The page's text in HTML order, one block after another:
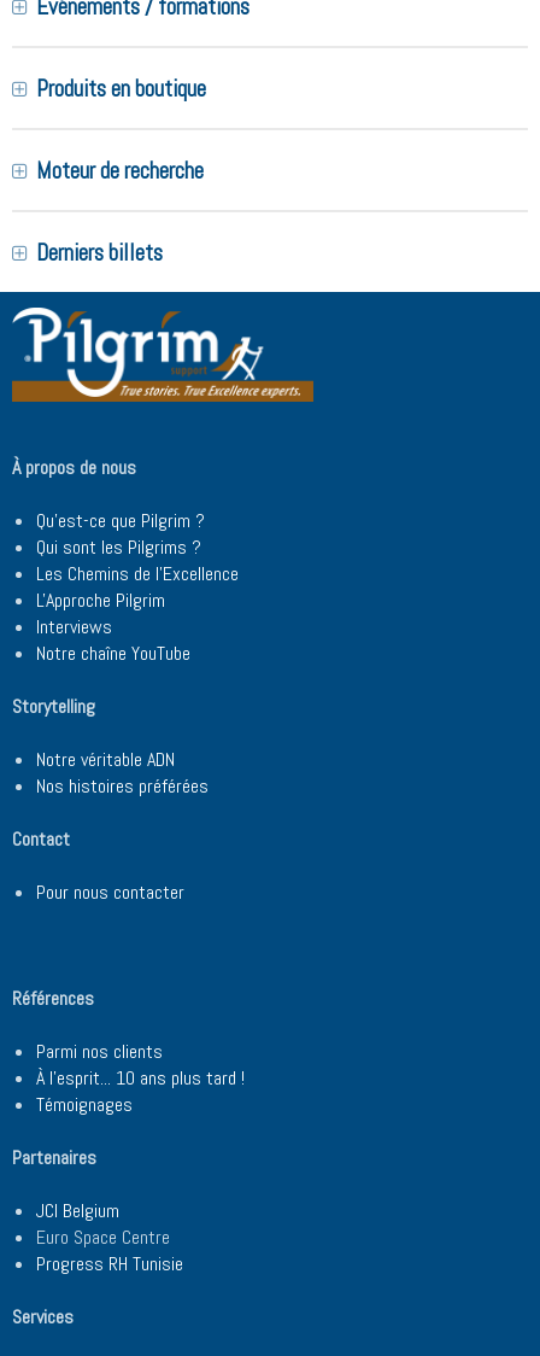
Événements / formations
Produits en boutique
Moteur de recherche
Derniers billets
À propos de nous
Qu'est-ce que Pilgrim ?
Qui sont les Pilgrims ?
Les Chemins de l'Excellence
L'Approche Pilgrim
Interviews
Notre chaîne YouTube
Storytelling
Notre véritable ADN
Nos histoires préférées
Contact
Pour nous contacter
Références
Parmi nos clients
À l'esprit... 10 ans plus tard !
Témoignages
Partenaires
JCI Belgium
Euro Space Centre
Progress RH Tunisie
Services